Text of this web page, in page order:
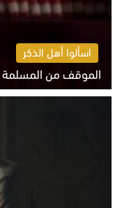
اسألوا أهل الذكر
الموقف من المسلمة
الخميس 6 أغسطس 2026 10:45 ص